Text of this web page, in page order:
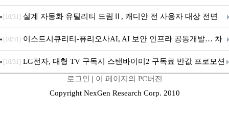
5600MHz 16GB 출시
[10/31] 설계 자동화 유틸리티 드림Ⅱ, 캐디안 전 사용자 대상 전면
무상 배포
[10/31] 이스트시큐리티-퓨리오사AI, AI 보안 인프라 공동개발… 차
세대 AI 보안 플랫폼 구축
[10/31] LG전자, 대형 TV 구독시 스탠바이미2 구독료 반값 프로모션
로그인 | 이 페이지의 PC버전
Copyright NexGen Research Corp. 2010